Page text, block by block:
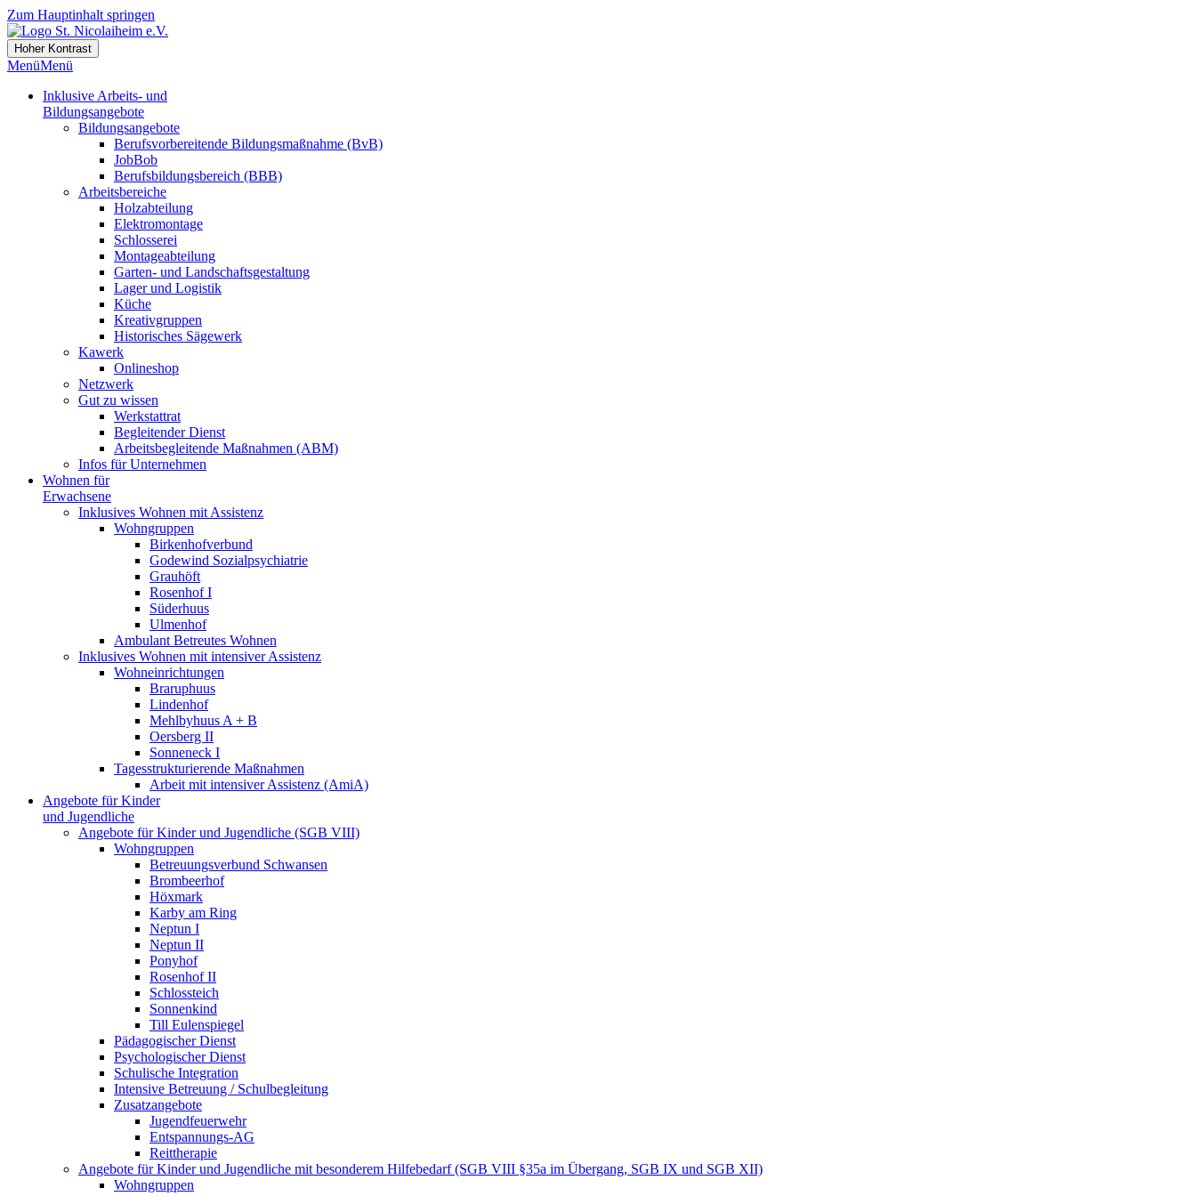
Zum Hauptinhalt springen
Hoher Kontrast
MenüMenü
Inklusive Arbeits- und
Bildungsangebote
Bildungsangebote
Berufsvorbereitende Bildungsmaßnahme (BvB)
JobBob
Berufsbildungsbereich (BBB)
Arbeitsbereiche
Holzabteilung
Elektromontage
Schlosserei
Montageabteilung
Garten- und Landschaftsgestaltung
Lager und Logistik
Küche
Kreativgruppen
Historisches Sägewerk
Kawerk
Onlineshop
Netzwerk
Gut zu wissen
Werkstattrat
Begleitender Dienst
Arbeitsbegleitende Maßnahmen (ABM)
Infos für Unternehmen
Wohnen für
Erwachsene
Inklusives Wohnen mit Assistenz
Wohngruppen
Birkenhofverbund
Godewind Sozialpsychiatrie
Grauhöft
Rosenhof I
Süderhuus
Ulmenhof
Ambulant Betreutes Wohnen
Inklusives Wohnen mit intensiver Assistenz
Wohneinrichtungen
Braruphuus
Lindenhof
Mehlbyhuus A + B
Oersberg II
Sonneneck I
Tagesstrukturierende Maßnahmen
Arbeit mit intensiver Assistenz (AmiA)
Angebote für Kinder
und Jugendliche
Angebote für Kinder und Jugendliche (SGB VIII)
Wohngruppen
Betreuungsverbund Schwansen
Brombeerhof
Höxmark
Karby am Ring
Neptun I
Neptun II
Ponyhof
Rosenhof II
Schlossteich
Sonnenkind
Till Eulenspiegel
Pädagogischer Dienst
Psychologischer Dienst
Schulische Integration
Intensive Betreuung / Schulbegleitung
Zusatzangebote
Jugendfeuerwehr
Entspannungs-AG
Reittherapie
Angebote für Kinder und Jugendliche mit besonderem Hilfebedarf (SGB VIII §35a im Übergang, SGB IX und SGB XII)
Wohngruppen